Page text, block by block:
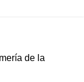
de la